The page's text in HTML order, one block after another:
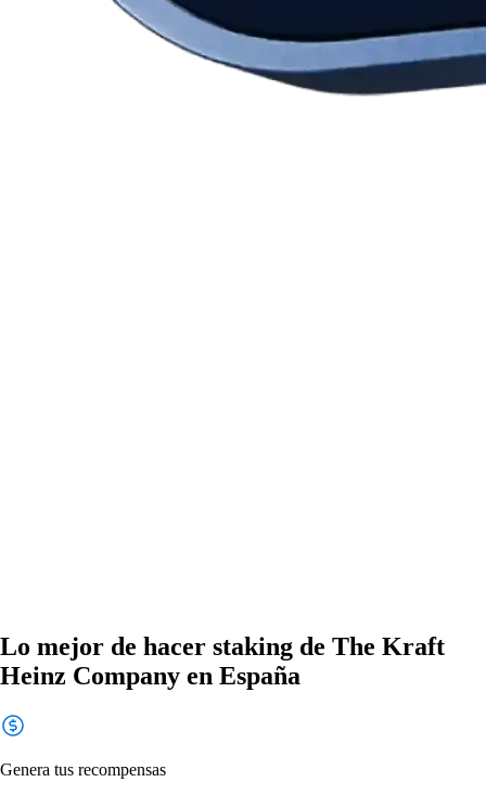
Lo mejor de hacer staking de The Kraft
Heinz Company en España
Genera tus recompensas